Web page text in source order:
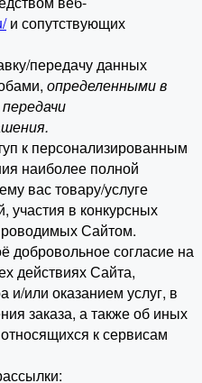
и сопутствующих
передачу данных
определенными в
к персонализированным
наиболее полной
вас товару/услуге
участия в конкурсных
Сайтом.
добровольное согласие на
действиях Сайта,
и/или оказанием услуг, в
заказа, а также об иных
к сервисам